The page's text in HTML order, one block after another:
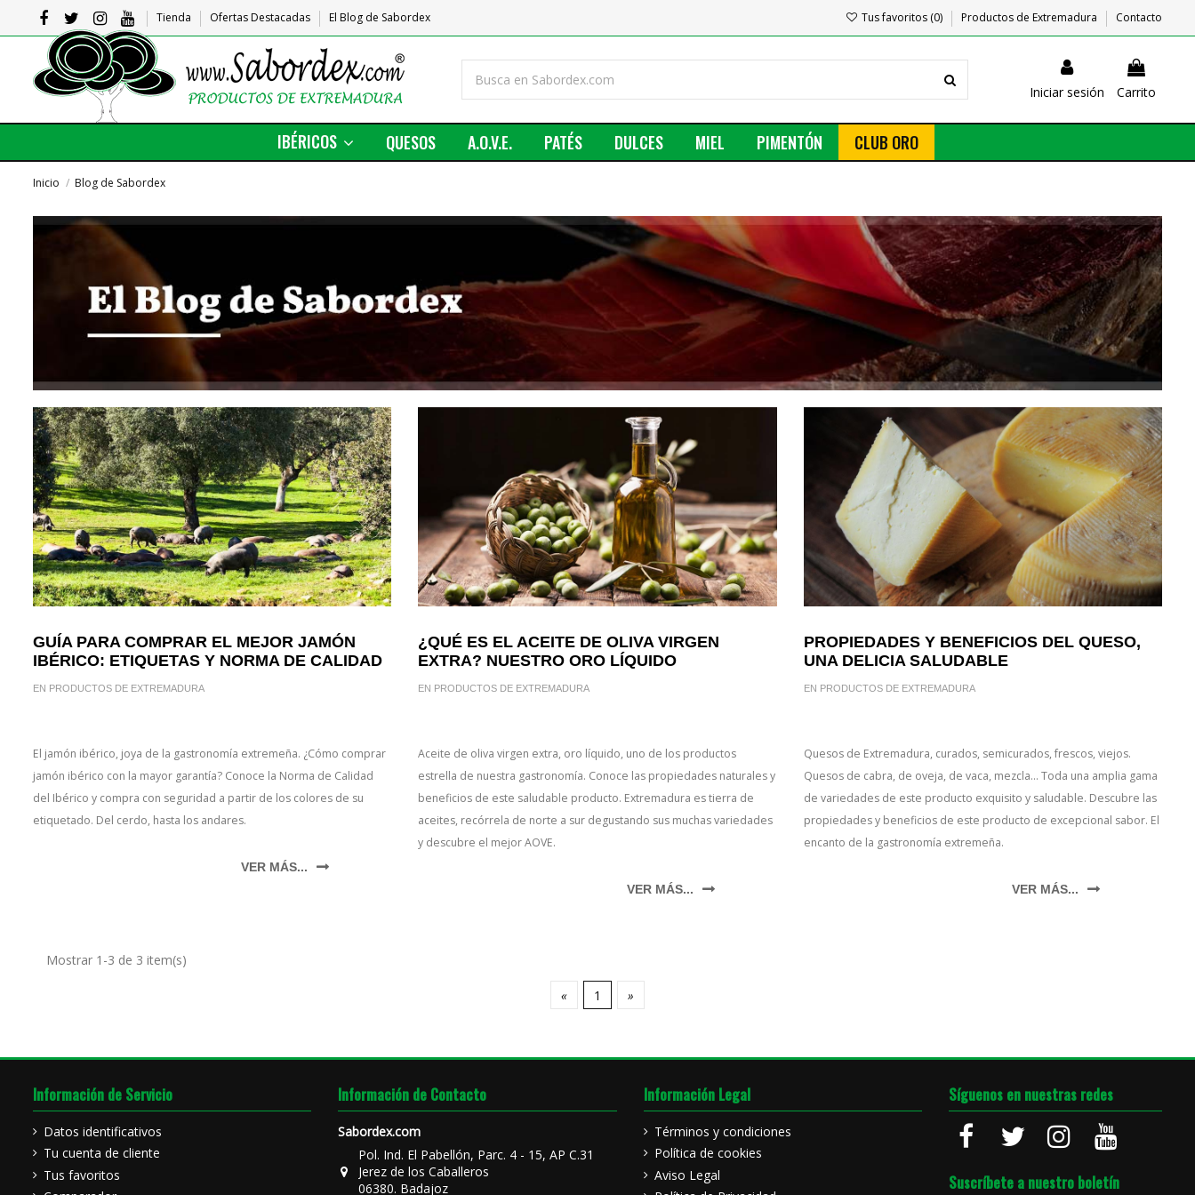
Tienda Ofertas Destacadas El Blog de Sabordex Tus favoritos (0) Productos de Extremadura Contacto
Iniciar sesión Carrito
IBÉRICOS QUESOS A.O.V.E. PATÉS DULCES MIEL PIMENTÓN CLUB ORO
Inicio Blog de Sabordex
GUÍA PARA COMPRAR EL MEJOR JAMÓN
IBÉRICO: ETIQUETAS Y NORMA DE CALIDAD
EN PRODUCTOS DE EXTREMADURA
El jamón ibérico, joya de la gastronomía extremeña. ¿Cómo comprar
jamón ibérico con la mayor garantía? Conoce la Norma de Calidad
del Ibérico y compra con seguridad a partir de los colores de su
etiquetado. Del cerdo, hasta los andares.
VER MÁS...
¿QUÉ ES EL ACEITE DE OLIVA VIRGEN
EXTRA? NUESTRO ORO LÍQUIDO
EN PRODUCTOS DE EXTREMADURA
Aceite de oliva virgen extra, oro líquido, uno de los productos
estrella de nuestra gastronomía. Conoce las propiedades naturales y
beneficios de este saludable producto. Extremadura es tierra de
aceites, recórrela de norte a sur degustando sus muchas variedades
y descubre el mejor AOVE.
VER MÁS...
PROPIEDADES Y BENEFICIOS DEL QUESO,
UNA DELICIA SALUDABLE
EN PRODUCTOS DE EXTREMADURA
Quesos de Extremadura, curados, semicurados, frescos, viejos.
Quesos de cabra, de oveja, de vaca, mezcla... Toda una amplia gama
de variedades de este producto exquisito y saludable. Descubre las
propiedades y beneficios de este producto de excepcional sabor. El
encanto de la gastronomía extremeña.
VER MÁS...
Mostrar 1-3 de 3 item(s)
« 1 »
Información de Servicio
Datos identificativos
Tu cuenta de cliente
Tus favoritos
Información de Contacto
Sabordex.com
Pol. Ind. El Pabellón, Parc. 4 - 15, AP C.31
Jerez de los Caballeros
06380. Badajoz
Información Legal
Términos y condiciones
Política de cookies
Aviso Legal
Síguenos en nuestras redes
Suscríbete a nuestro boletín